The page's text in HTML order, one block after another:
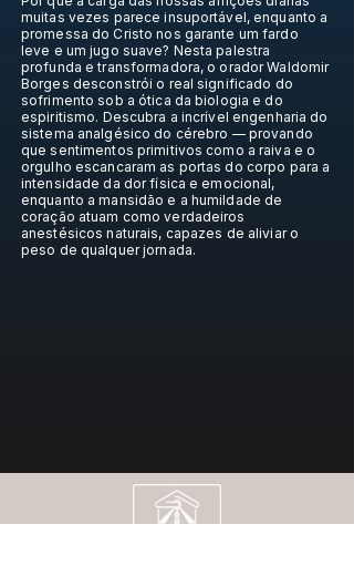
muitas vezes parece insuportável, enquanto a
promessa do Cristo nos garante um fardo
leve e um jugo suave? Nesta palestra
profunda e transformadora, o orador Waldomir
Borges desconstrói o real significado do
sofrimento sob a ótica da biologia e do
espiritismo. Descubra a incrível engenharia do
sistema analgésico do cérebro — provando
que sentimentos primitivos como a raiva e o
orgulho escancaram as portas do corpo para a
intensidade da dor física e emocional,
enquanto a mansidão e a humildade de
coração atuam como verdadeiros
anestésicos naturais, capazes de aliviar o
peso de qualquer jornada.